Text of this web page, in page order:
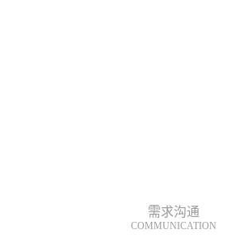
需求沟通
COMMUNICATION